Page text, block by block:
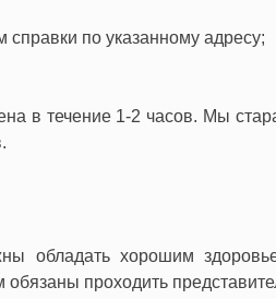
справки по указанному адресу;
в течение 1-2 часов. Мы
обладать хорошим
проходить